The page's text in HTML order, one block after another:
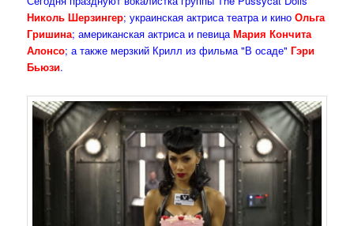
Николь Шерзингер; украинская актриса театра и киноОльга
Гришина; американская актриса и певицаМария Кончита
Алонсо; а также мерзкий Крилл из фильма "В осаде"Гэри
Бьюзи.